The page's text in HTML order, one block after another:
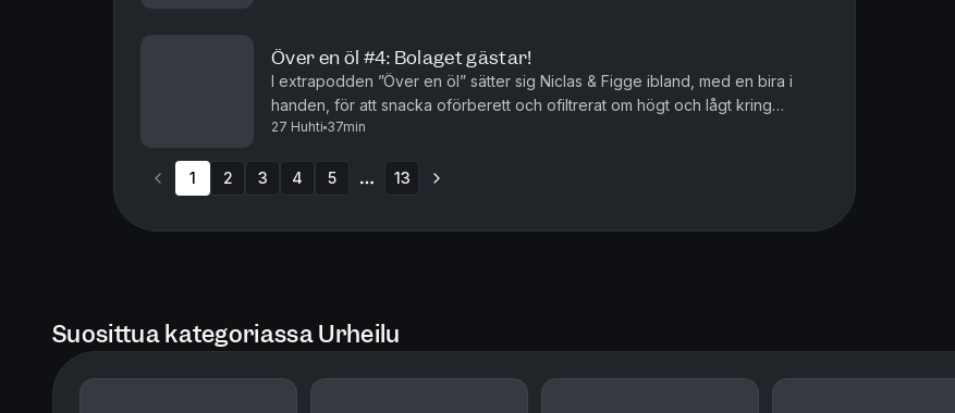
Över en öl #4: Bolaget gästar!
I extrapodden ”Över en öl” sätter sig Niclas & Figge ibland, med en bira i
handen, för att snacka oförberett och ofiltrerat om högt och lågt kring
sporten vi alla älskar! I det här avsnittet kommer Wi...
27 Huhti 37min
1 2 3 4 5 13
Suosittua kategoriassa Urheilu